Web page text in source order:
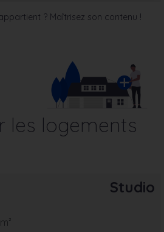
? Maîtrisez son contenu !
les logements
Studio